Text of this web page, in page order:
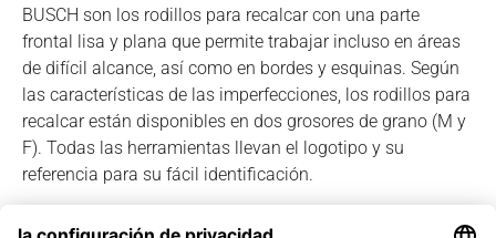
BUSCH son los rodillos para recalcar con una parte
frontal lisa y plana que permite trabajar incluso en áreas
de difícil alcance, así como en bordes y esquinas. Según
las características de las imperfecciones, los rodillos para
recalcar están disponibles en dos grosores de grano (M y
F). Todas las herramientas llevan el logotipo y su
referencia para su fácil identificación.
Ver catálogo especial